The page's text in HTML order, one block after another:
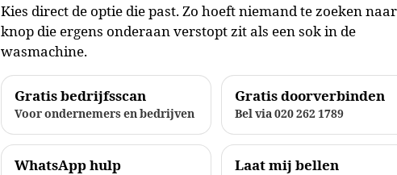
Kies direct de optie die past. Zo hoeft niemand te zoeken
knop die ergens onderaan verstopt zit als een sok in de
wasmachine.
Gratis bedrijfsscan
Voor ondernemers en bedrijven
Gratis doorverbinden
Bel via 020 262 1789
WhatsApp hulp Laat mij bellen